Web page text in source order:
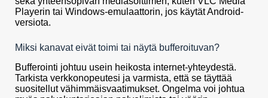
Playerin tai Windows-emulaattorin, jos käytät Android-
versiota.
Miksi kanavat eivät toimi tai näytä bufferoituvan?
Bufferointi johtuu usein heikosta internet-yhteydestä.
Tarkista verkkonopeutesi ja varmista, että se täyttää
suositellut vähimmäisvaatimukset. Ongelma voi johtua